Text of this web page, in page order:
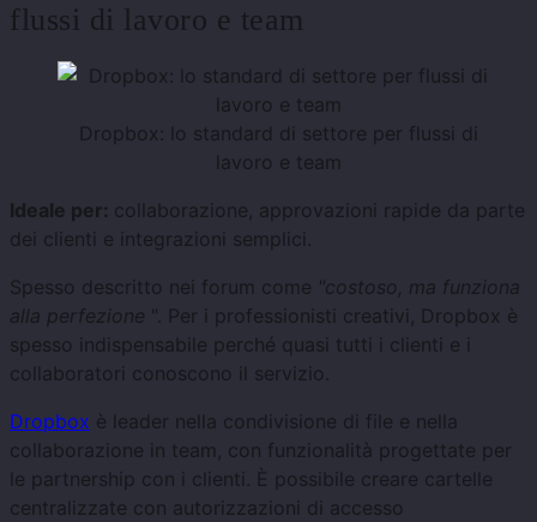
flussi di lavoro e team
Dropbox: lo standard di settore per flussi di
lavoro e team
Ideale per: collaborazione, approvazioni rapide da parte
dei clienti e integrazioni semplici.
Spesso descritto nei forum come "costoso, ma funziona
alla perfezione ". Per i professionisti creativi, Dropbox è
spesso indispensabile perché quasi tutti i clienti e i
collaboratori conoscono il servizio.
Dropbox è leader nella condivisione di file e nella
collaborazione in team, con funzionalità progettate per
le partnership con i clienti. È possibile creare cartelle
centralizzate con autorizzazioni di accesso